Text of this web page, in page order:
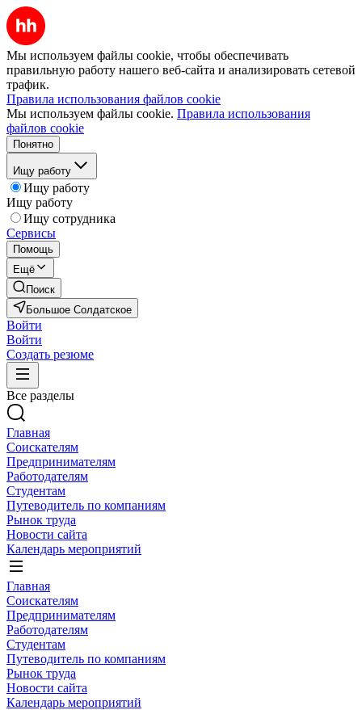
Мы используем файлы cookie, чтобы обеспечивать
правильную работу нашего веб-сайта и анализировать сетевой
трафик.
Правила использования файлов cookie
Мы используем файлы cookie. Правила использования
файлов cookie
Понятно
Ищу работу
Ищу работу
Ищу работу
Ищу сотрудника
Сервисы
Помощь
Ещё
Поиск
Большое Солдатское
Войти
Войти
Создать резюме
Все разделы
Главная
Соискателям
Предпринимателям
Работодателям
Студентам
Путеводитель по компаниям
Рынок труда
Новости сайта
Календарь мероприятий
Главная
Соискателям
Предпринимателям
Работодателям
Студентам
Путеводитель по компаниям
Рынок труда
Новости сайта
Календарь мероприятий